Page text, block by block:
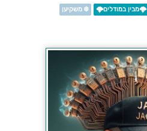
🌩️מבין במודלים🌩️ ❄️ משקיען